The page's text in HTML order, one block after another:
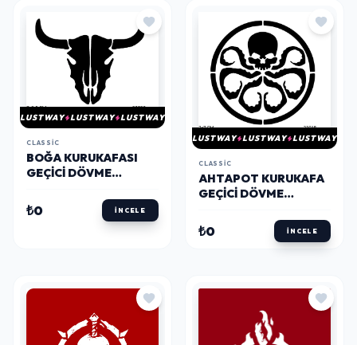
LUSTWAY LUSTWAY LUSTWAY
CLASSIC
BOĞA KURUKAFASI
GEÇICI DÖVME
₺0 İNCELE
LUSTWAY LUSTWAY LUSTWAY
CLASSIC
AHTAPOT KURUKAFA
GEÇICI DÖVME
₺0 İNCELE